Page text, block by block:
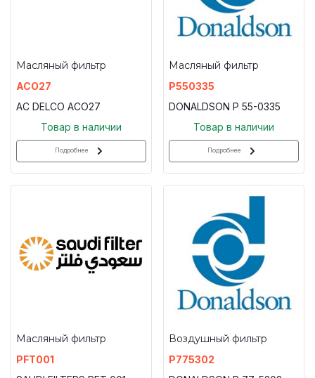
Масляный фильтр
ACO27
AC DELCO ACO27
Товар в наличии
Подробнее
Масляный фильтр
P550335
DONALDSON P 55-0335
Товар в наличии
Подробнее
Масляный фильтр
PFT001
Воздушный фильтр
P775302